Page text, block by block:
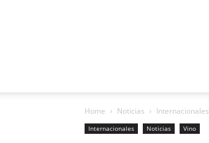
Home Noticias Internacionales
Internacionales Noticias Vino